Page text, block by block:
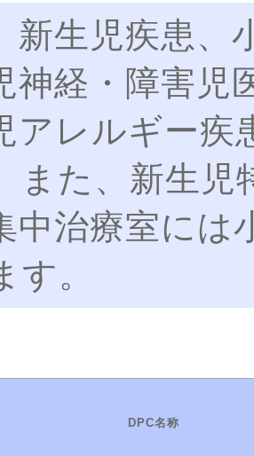
新生児疾患、
神経・障害児
アレルギー疾
また、新生児
中治療室には
す。
DPC名称